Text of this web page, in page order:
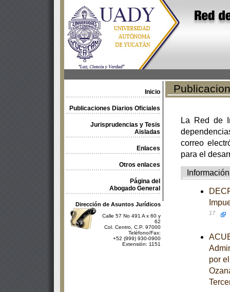
Inicio
Publicaciones Diarios Oficiales
Jurisprudencias y Tesis
Aisladas
Enlaces
Otros enlaces
Página del
Abogado General
Dirección de Asuntos Jurídicos
Calle 57 No 491 A x 60 y
62
Col. Centro, C.P. 97000
Teléfono/Fax:
+52 (999) 930-0900
Extensión: 1151
La Red de
correo
para el
Información
17
por